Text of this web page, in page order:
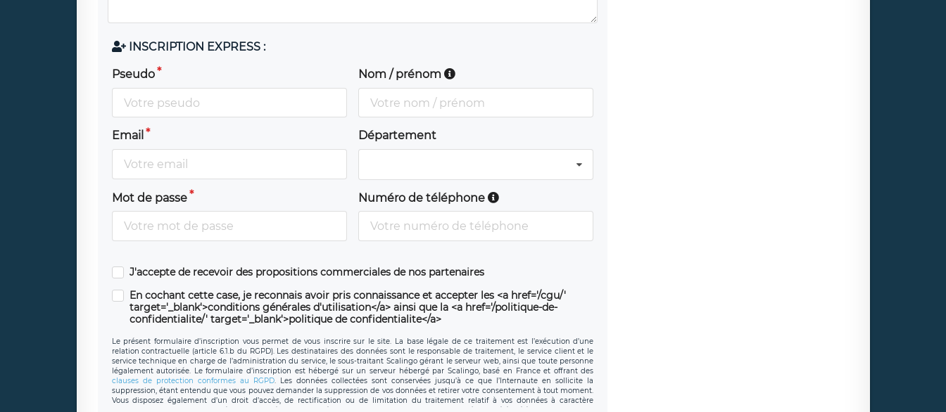
INSCRIPTION EXPRESS :
Pseudo Nom / prénom
Email Département
Mot de passe Numéro de téléphone
J'accepte de recevoir des propositions commerciales de nos partenaires
En cochant cette case, je reconnais avoir pris connaissance et accepter les <a href='/cgu/'
target='_blank'>conditions générales d'utilisation</a> ainsi que la <a href='/politique-de-
confidentialite/' target='_blank'>politique de confidentialite</a>
Le présent formulaire d’inscription vous permet de vous inscrire sur le site. La base légale de ce traitement est l’exécution d’une
relation contractuelle (article 6.1.b du RGPD). Les destinataires des données sont le responsable de traitement, le service client et le
service technique en charge de l’administration du service, le sous-traitant Scalingo gérant le serveur web, ainsi que toute personne
légalement autorisée. Le formulaire d’inscription est hébergé sur un serveur hébergé par Scalingo, basé en France et offrant des
clauses de protection conformes au RGPD. Les données collectées sont conservées jusqu’à ce que l’Internaute en sollicite la
suppression, étant entendu que vous pouvez demander la suppression de vos données et retirer votre consentement à tout moment.
Vous disposez également d’un droit d’accès, de rectification ou de limitation du traitement relatif à vos données à caractère